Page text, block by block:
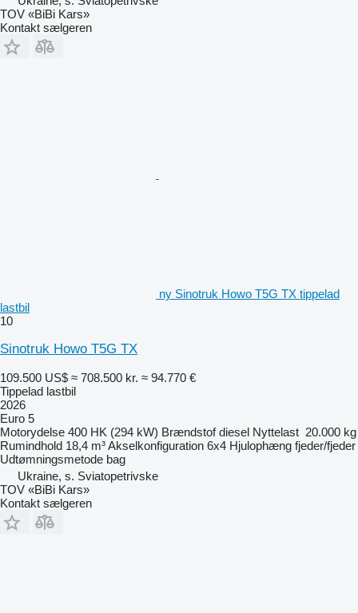
TOV «BiBi Kars»
Kontakt sælgeren
ny Sinotruk Howo T5G TX tippelad
lastbil
10
Sinotruk Howo T5G TX
109.500 US$ ≈ 708.500 kr. ≈ 94.770 €
Tippelad lastbil
2026
Euro 5
Motorydelse 400 HK (294 kW) Brændstof diesel Nyttelast 20.000 kg
Rumindhold 18,4 m³Akselkonfiguration 6x4 Hjulophæng fjeder/fjeder
Udtømningsmetode bag
Ukraine, s. Sviatopetrivske
TOV «BiBi Kars»
Kontakt sælgeren